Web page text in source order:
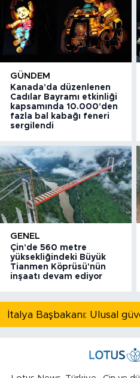
GÜNDEM
Kanada'da düzenlenen
Cadılar Bayramı etkinliği
kapsamında 10.000'den
fazla bal kabağı feneri
sergilendi
GENEL
Çin'de 560 metre
yüksekliğindeki Büyük
Tianmen Köprüsü'nün
inşaatı devam ediyor